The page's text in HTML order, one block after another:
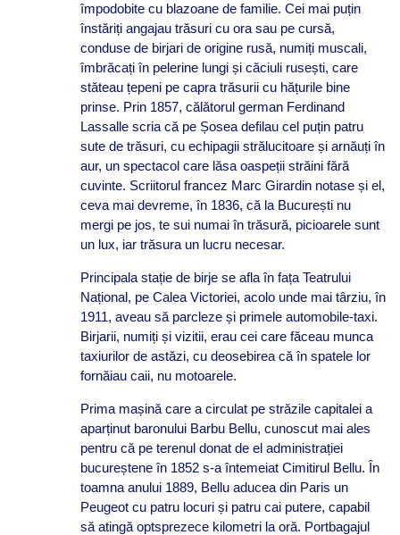
împodobite cu blazoane de familie. Cei mai puțin
înstăriți angajau trăsuri cu ora sau pe cursă,
conduse de birjari de origine rusă, numiți muscali,
îmbrăcați în pelerine lungi și căciuli rusești, care
stăteau țepeni pe capra trăsurii cu hățurile bine
prinse. Prin 1857, călătorul german Ferdinand
Lassalle scria că pe Șosea defilau cel puțin patru
sute de trăsuri, cu echipagii strălucitoare și arnăuți în
aur, un spectacol care lăsa oaspeții străini fără
cuvinte. Scriitorul francez Marc Girardin notase și el,
ceva mai devreme, în 1836, că la București nu
mergi pe jos, te sui numai în trăsură, picioarele sunt
un lux, iar trăsura un lucru necesar.
Principala stație de birje se afla în fața Teatrului
Național, pe Calea Victoriei, acolo unde mai târziu, în
1911, aveau să parcleze și primele automobile-taxi.
Birjarii, numiți și vizitii, erau cei care făceau munca
taxiurilor de astăzi, cu deosebirea că în spatele lor
fornăiau caii, nu motoarele.
Prima mașină care a circulat pe străzile capitalei a
aparținut baronului Barbu Bellu, cunoscut mai ales
pentru că pe terenul donat de el administrației
bucureștene în 1852 s-a întemeiat Cimitirul Bellu. În
toamna anului 1889, Bellu aducea din Paris un
Peugeot cu patru locuri și patru cai putere, capabil
să atingă optsprezece kilometri la oră. Portbagajul